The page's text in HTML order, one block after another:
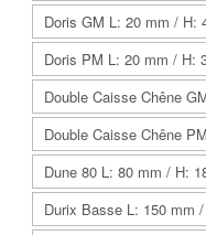
Doris GM L: 20 mm / H:
Doris PM L: 20 mm / H:
Double Caisse Chêne
Double Caisse Chêne
Dune 80 L: 80 mm / H:
Durix Basse L: 150 mm